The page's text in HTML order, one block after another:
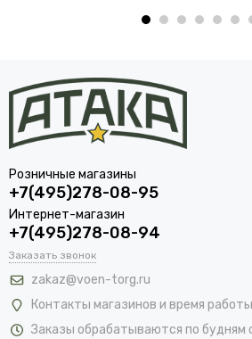
Розничные магазины
+7(495)278-08-95
Интернет-магазин
+7(495)278-08-94
Заказать звонок
zakaz@voen-torg.ru
Контакты магазинов и время работы
Заказы обрабатываются по будням